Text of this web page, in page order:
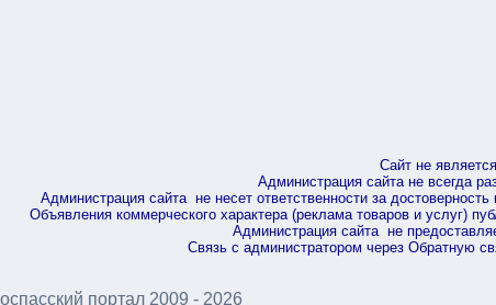
Сайт не
Администрация сайта не всегда
Администрация сайта не несет ответственности за
Объявления коммерческого характера (реклама товаров и услуг)
Администрация сайта не
Связь с администратором через Обратную
портал 2009 - 2026